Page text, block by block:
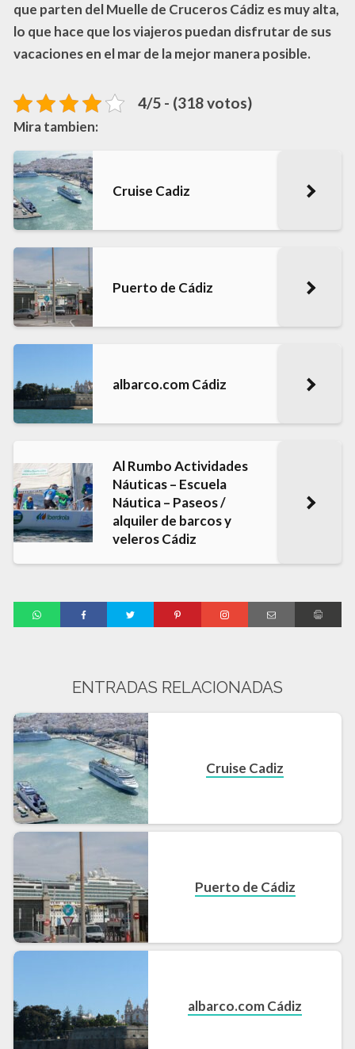
que parten del Muelle de Cruceros Cádiz es muy alta,
lo que hace que los viajeros puedan disfrutar de sus
vacaciones en el mar de la mejor manera posible.
4/5 - (318 votos)
Mira tambien:
Cruise Cadiz
Puerto de Cádiz
albarco.com Cádiz
Al Rumbo Actividades
Náuticas – Escuela
Náutica – Paseos /
alquiler de barcos y
veleros Cádiz
ENTRADAS RELACIONADAS
Cruise Cadiz
Puerto de Cádiz
albarco.com Cádiz